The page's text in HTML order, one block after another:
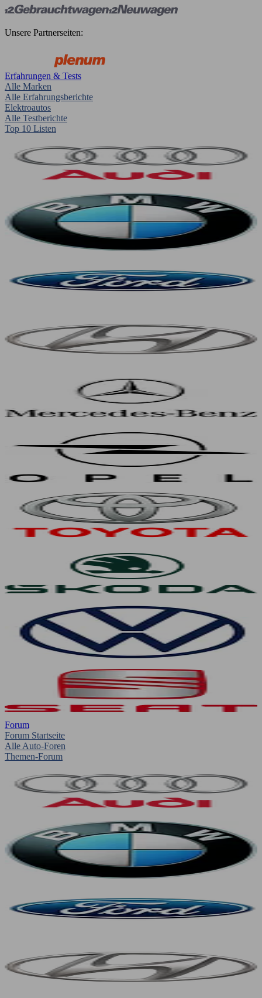
Unsere Partnerseiten:
Erfahrungen & Tests
Alle Marken
Alle Erfahrungsberichte
Elektroautos
Alle Testberichte
Top 10 Listen
Forum
Forum Startseite
Alle Auto-Foren
Themen-Forum